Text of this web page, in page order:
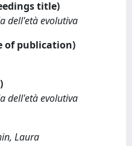
title)
dell'età evolutiva
of publication)
dell'età evolutiva
Laura